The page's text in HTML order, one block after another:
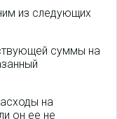
из следующих
суммы на
на
он ее не